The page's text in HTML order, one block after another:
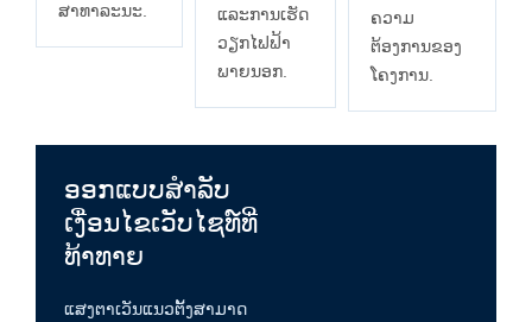
ສາທາລະນະ.
ແລະການເຮັດ
ວຽກໄຟຟ້າ
ພາຍນອກ.
ຄວາມ
ຕ້ອງການຂອງ
ໂຄງການ.
ອອກແບບສໍາລັບ
ເງື່ອນໄຂເວັບໄຊທ໌ທີ່
ທ້າທາຍ
ແສງຕາເວັນແນວຕັ້ງສາມາດ